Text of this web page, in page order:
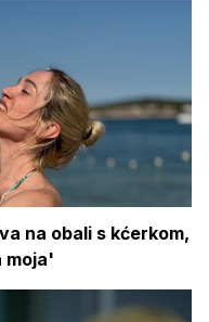
na obali s kćerkom,
moja'